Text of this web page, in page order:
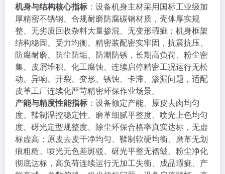
机身与结构核心指标 ：设备机身主材采用国标工业级加
厚精密不锈钢、合规耐磨防腐碳钢材质，壳体厚实规
整、无劣质回收杂料大量掺混、无变形瑕疵；机身框架
结构稳固、受力均衡、精密装配密实牢固，抗震抗压、
防腐耐磨、防尘防垢、防潮防锈，长期高负荷、粉尘密
集、皮屑堆积、化工腐蚀、连续启停精密工况运行无松
动、异响、开裂、变形、锈蚀、卡滞、渗漏问题，适配
皮革工厂连续化严苛精密环保作业场景。
产能与精度性能指标 ：设备额定产能、原皮去肉均匀
度、鞣制温控稳定性、磨革细腻平整度、喷光上色均匀
度、砑光定型规整度、除尘环保合格率真实达标，无虚
标虚高；原皮去皮干净均匀、鞣制软硬均衡、磨革无划
痕粗糙、喷光无色差斑驳、砑光平整无褶皱、粉尘净化
彻底达标，高负荷连续运行无加工失衡、成品瑕疵、产